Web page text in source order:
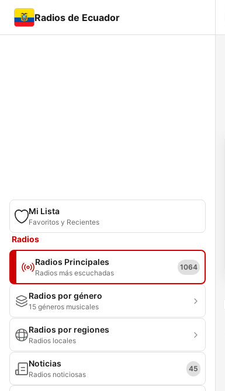
Radios de Ecuador
Mi Lista
Favoritos y Recientes
Radios
Radios Principales
Radios más escuchadas
1064
Radios por género
15 géneros musicales
Radios por regiones
Radios locales
Noticias
Radios noticiosas
45